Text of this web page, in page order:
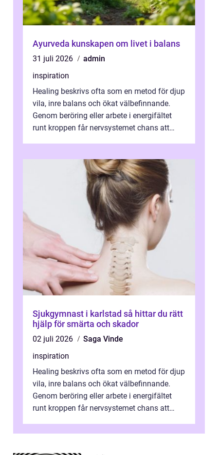
Ayurveda kunskapen om livet i balans
31 juli 2026
admin
inspiration
Healing beskrivs ofta som en metod för djup
vila, inre balans och ökat välbefinnande.
Genom beröring eller arbete i energifältet
runt kroppen får nervsystemet chans att
Sjukgymnast i karlstad så hittar du rätt
hjälp för smärta och skador
02 juli 2026
Saga Vinde
inspiration
Healing beskrivs ofta som en metod för djup
vila, inre balans och ökat välbefinnande.
Genom beröring eller arbete i energifältet
runt kroppen får nervsystemet chans att